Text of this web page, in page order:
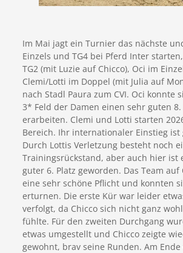
Im Mai jagt ein Turnier das nächste
Einzels und TG4 bei Pferd Inter
TG2 (mit Luzie auf Chicco), Oci im
Clemi/Lotti im Doppel (mit Julia auf
nach Stadl Paura zum CVI. Oci konnte
3* Feld der Damen einen sehr guten 8.
erarbeiten. Clemi und Lotti starten
Bereich. Ihr internationaler Einstieg ist
Durch Lottis Verletzung besteht noch
Trainingsrückstand, aber auch hier ist
guter 6. Platz geworden. Das Team auf
eine sehr schöne Pflicht und konnten
erturnen. Die erste Kür war leider
verfolgt, da Chicco sich nicht ganz
fühlte. Für den zweiten Durchgang
etwas umgestellt und Chicco zeigte
gewohnt, brav seine Runden. Am